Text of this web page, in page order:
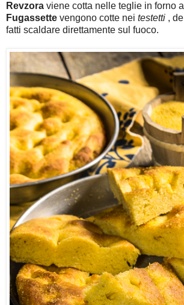
Revzora viene cotta nelle teglie in forno
Fugassette vengono cotte nei testetti ,
fatti scaldare direttamente sul fuoco.